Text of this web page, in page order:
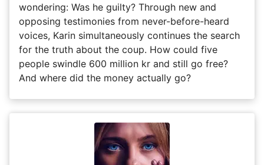
wondering: Was he guilty? Through new and
opposing testimonies from never-before-heard
voices, Karin simultaneously continues the search
for the truth about the coup. How could five
people swindle 600 million kr and still go free?
And where did the money actually go?